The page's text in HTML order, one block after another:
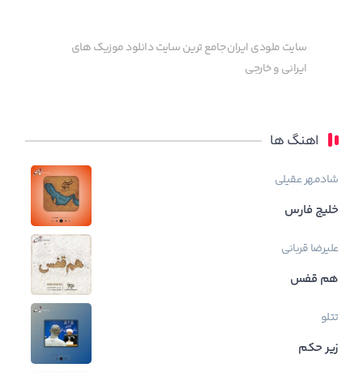
سایت ملودی ایران جامع ترین سایت دانلود موزیک های
ایرانی و خارجی
اهنگ ها
شادمهر عقیلی
خلیج فارس
علیرضا قربانی
هم قفس
تتلو
زیر حکم